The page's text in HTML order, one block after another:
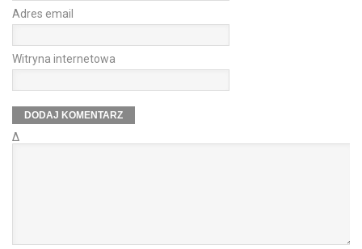
Adres email
Witryna internetowa
Δ